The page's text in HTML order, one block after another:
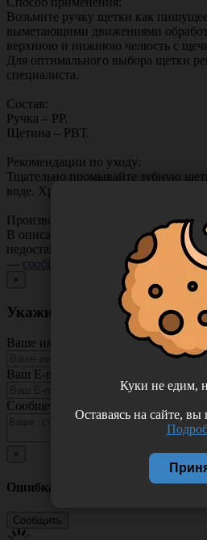
Возьмите ручку щетки как
выметающими движениями
верхнюю и нижнюю челюсть с
Для оптимального выбора щетки
специалиста.
Состав:
Ручка – РР.
Щетина – РВТ.
Рекомендации по уходу:
Тщательно промывайте зубную
воде. Храните щетку рабочей
Производитель: ООО «ОРАПРО».
В описании товара могут иметь
недостающая информация. Если вы
— сообщите нам
×
Укажите неточность в
Ваше имя
Ваш E-mail
Сообщение
×
Ошибка
Куки не едим,
Оставаясь на сайте,